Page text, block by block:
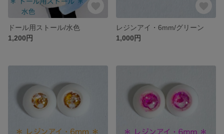
ドール用ストール/水色
1,200円
レジンアイ・6mm/グリーン
1,000円